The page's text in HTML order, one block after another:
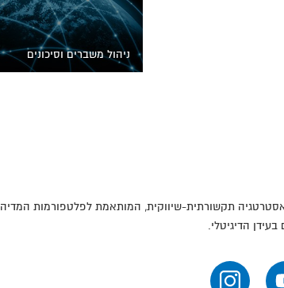
ניהול משברים וסיכונים
תקשורתית-שיווקית, המותאמת לפלטפורמות המדיה
הדיגיטלי.